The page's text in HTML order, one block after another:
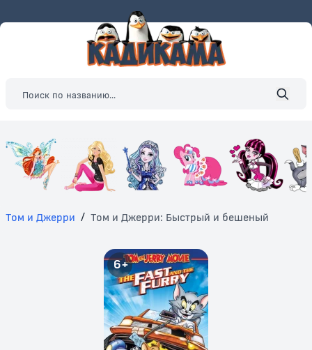
Том и Джерри / Том и Джерри: Быстрый и бешеный
6+